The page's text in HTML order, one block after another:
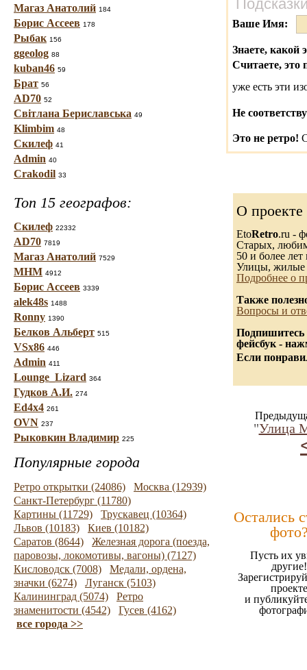
Магаз Анатолий 184
Борис Ассеев 178
Рыбак 156
ggeolog 88
kuban46 59
Брат 56
AD70 52
Світлана Бериславська 49
Klimbim 48
Скилеф 41
Admin 40
Crakodil 33
Топ 15 географов:
Скилеф 22332
AD70 7819
Магаз Анатолий 7529
МНМ 4912
Борис Ассеев 3339
alek48s 1488
Ronny 1390
Белков Альберт 515
VSx86 446
Admin 411
Lounge_Lizard 364
Гудков А.И. 274
Ed4x4 261
OVN 237
Рыковкин Владимир 225
Популярные города
Ретро открытки (24086)
Москва (12939)
Санкт-Петербург (11780)
Картины (11729)
Трускавец (10364)
Львов (10183)
Киев (10182)
Саратов (8644)
Железная дорога (поезда,
паровозы, локомотивы, вагоны) (7127)
Кисловодск (7008)
Медали, ордена,
значки (6274)
Луганск (5103)
Калининград (5074)
Ретро
знаменитости (4542)
Гусев (4162)
все города >>
Ваше Имя:
Знаете, какой
Считаете, это
уже есть эти
Не
Это не ретро!
О проекте
EtoRetro.ru -
Старых,
50 и более лет
Улицы, жилые
Подробнее о
Также
Вопросы и
Подпишитесь
фейсбук -
Если
"Улица
Остались
Пусть их
другие!
проекте
и